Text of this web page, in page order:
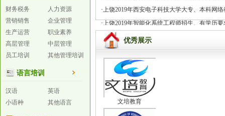
财务税务
人力资源
营销销售
企业管理
生产运营
职业素养
高层管理
中层管理
员工培训
其他管理培训
语言培训
汉语
英语
小语种
其他语言
·上饶2019年西安电子科技大学大专、本科网
·上饶2019年智能化系统工程师招生、有学历要
优秀展示
文培教育